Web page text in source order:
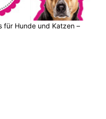
für Hunde und Katzen –